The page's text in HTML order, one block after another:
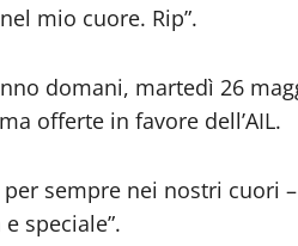
mio cuore. Rip”.
domani, martedì 26
offerte in favore dell’AIL.
sempre nei nostri cuori
speciale”.